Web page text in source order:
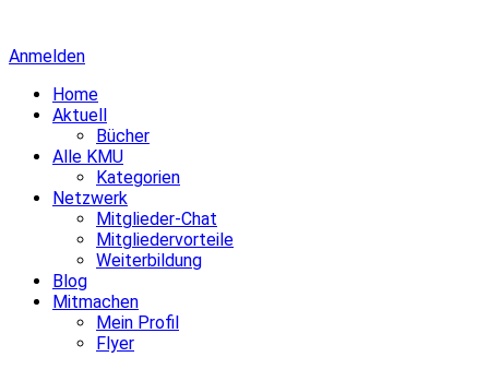
Anmelden
Home
Aktuell
Bücher
Alle KMU
Kategorien
Netzwerk
Mitglieder-Chat
Mitgliedervorteile
Weiterbildung
Blog
Mitmachen
Mein Profil
Flyer